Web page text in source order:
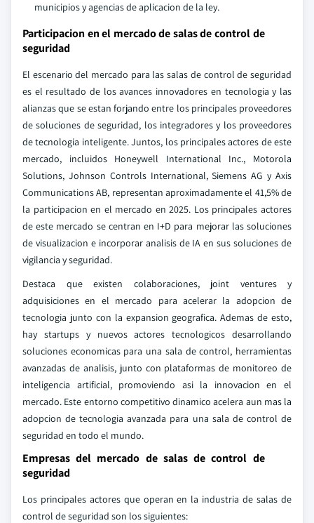
municipios y agencias de aplicacion de la ley.
Participacion en el mercado de salas de control de
seguridad
El escenario del mercado para las salas de control de seguridad
es el resultado de los avances innovadores en tecnologia y las
alianzas que se estan forjando entre los principales proveedores
de soluciones de seguridad, los integradores y los proveedores
de tecnologia inteligente. Juntos, los principales actores de este
mercado, incluidos Honeywell International Inc., Motorola
Solutions, Johnson Controls International, Siemens AG y Axis
Communications AB, representan aproximadamente el 41,5% de
la participacion en el mercado en 2025. Los principales actores
de este mercado se centran en I+D para mejorar las soluciones
de visualizacion e incorporar analisis de IA en sus soluciones de
vigilancia y seguridad.
Destaca que existen colaboraciones, joint ventures y
adquisiciones en el mercado para acelerar la adopcion de
tecnologia junto con la expansion geografica. Ademas de esto,
hay startups y nuevos actores tecnologicos desarrollando
soluciones economicas para una sala de control, herramientas
avanzadas de analisis, junto con plataformas de monitoreo de
inteligencia artificial, promoviendo asi la innovacion en el
mercado. Este entorno competitivo dinamico acelera aun mas la
adopcion de tecnologia avanzada para una sala de control de
seguridad en todo el mundo.
Empresas del mercado de salas de control de
seguridad
Los principales actores que operan en la industria de salas de
control de seguridad son los siguientes: